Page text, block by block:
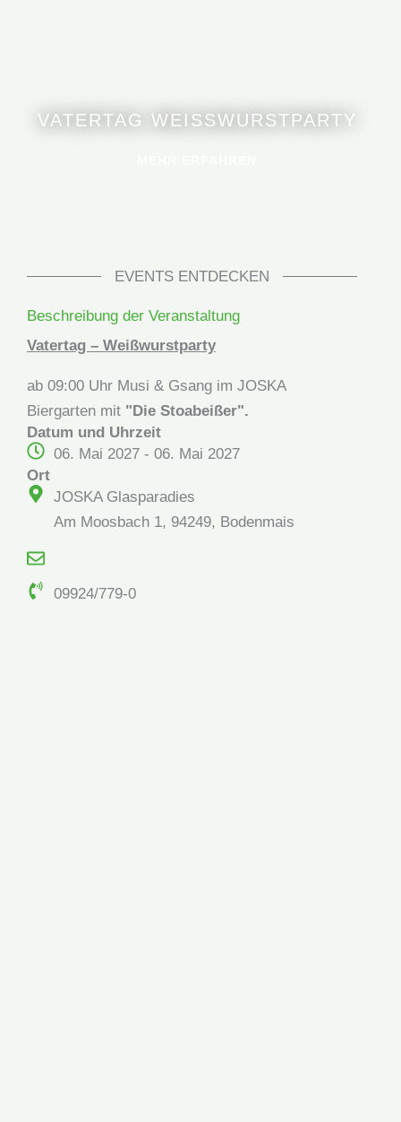
VATERTAG WEISSWURSTPARTY
EVENTS ENTDECKEN
Beschreibung der Veranstaltung
Vatertag – Weißwurstparty
ab 09:00 Uhr Musi & Gsang im JOSKA
Biergarten mit "Die Stoabeißer".
Datum und Uhrzeit
06. Mai 2027 - 06. Mai 2027
Ort
JOSKA Glasparadies
Am Moosbach 1, 94249, Bodenmais
09924/779-0